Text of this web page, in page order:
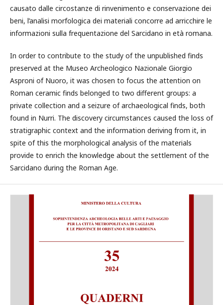
causato dalle circostanze di rinvenimento e conservazione dei
beni, l’analisi morfologica dei materiali concorre ad arricchire le
informazioni sulla frequentazione del Sarcidano in età romana.
In order to contribute to the study of the unpublished finds
preserved at the Museo Archeologico Nazionale Giorgio
Asproni of Nuoro, it was chosen to focus the attention on
Roman ceramic finds belonged to two different groups: a
private collection and a seizure of archaeological finds, both
found in Nurri. The discovery circumstances caused the loss of
stratigraphic context and the information deriving from it, in
spite of this the morphological analysis of the materials
provide to enrich the knowledge about the settlement of the
Sarcidano during the Roman Age.